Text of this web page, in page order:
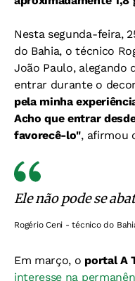
Nesta segunda-feira,
do Bahia, o técnico
João Paulo, alegando
entrar durante o
pela minha
Acho que entrar
favorecê-lo", afirmou
Ele não pode se
Rogério Ceni - técnico do
Em março, o portal A
interesse na